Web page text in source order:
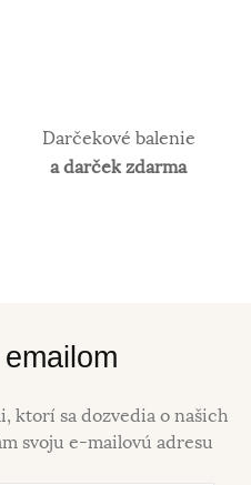
Darčekové balenie
a darček zdarma
ktorí sa dozvedia o našich
svoju e-mailovú adresu